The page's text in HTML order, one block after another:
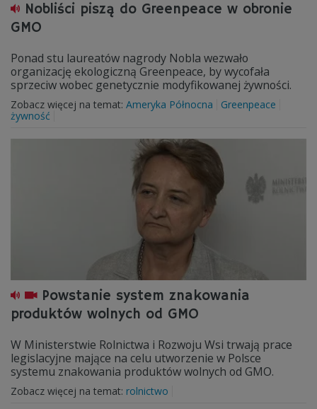
Nobliści piszą do Greenpeace w obronie
GMO
Ponad stu laureatów nagrody Nobla wezwało
organizację ekologiczną Greenpeace, by wycofała
sprzeciw wobec genetycznie modyfikowanej żywności.
Zobacz więcej na temat: Ameryka Północna
Greenpeace
żywność
Powstanie system znakowania
produktów wolnych od GMO
W Ministerstwie Rolnictwa i Rozwoju Wsi trwają prace
legislacyjne mające na celu utworzenie w Polsce
systemu znakowania produktów wolnych od GMO.
Zobacz więcej na temat: rolnictwo